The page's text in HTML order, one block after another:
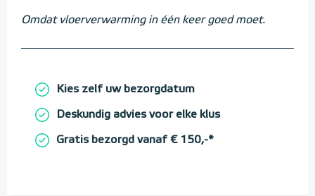
Omdat vloerverwarming in één keer goed moet.
Kies zelf uw bezorgdatum
Deskundig advies voor elke klus
Gratis bezorgd vanaf € 150,-*